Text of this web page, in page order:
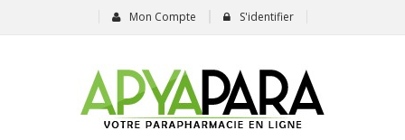
S'identifier
Mon Compte